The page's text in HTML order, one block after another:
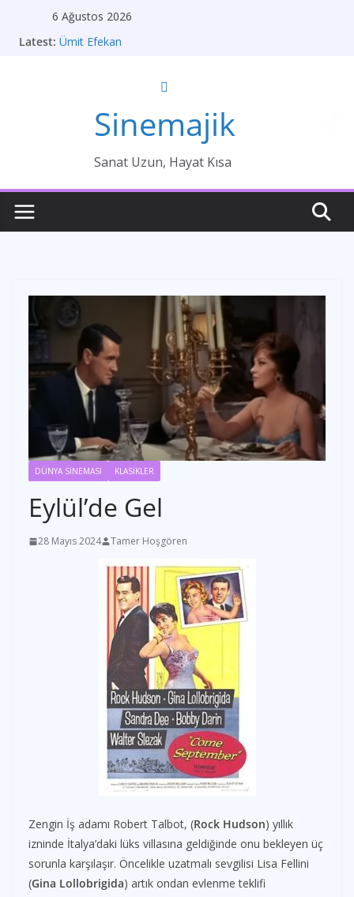
6 Ağustos 2026
Latest: Ümit Efekan
Sinemajik
Sanat Uzun, Hayat Kısa
DÜNYA SİNEMASI KLASİKLER
Eylül’de Gel
28 Mayıs 2024 Tamer Hoşgören
Zengin İş adamı Robert Talbot, (Rock Hudson) yıllık
izninde İtalya’daki lüks villasına geldiğinde onu bekleyen üç
sorunla karşılaşır. Öncelikle uzatmalı sevgilisi Lisa Fellini
(Gina Lollobrigida) artık ondan evlenme teklifi